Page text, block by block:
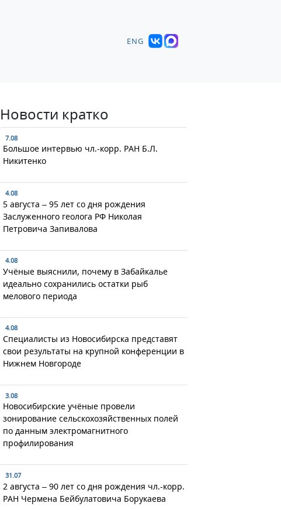
ENG
Новости кратко
7.08
Большое интервью чл.-корр. РАН Б.Л.
Никитенко
4.08
5 августа – 95 лет со дня рождения
Заслуженного геолога РФ Николая
Петровича Запивалова
4.08
Учёные выяснили, почему в Забайкалье
идеально сохранились остатки рыб
мелового периода
4.08
Специалисты из Новосибирска представят
свои результаты на крупной конференции в
Нижнем Новгороде
3.08
Новосибирские учёные провели
зонирование сельскохозяйственных полей
по данным электромагнитного
профилирования
31.07
2 августа – 90 лет со дня рождения чл.-корр.
РАН Чермена Бейбулатовича Борукаева